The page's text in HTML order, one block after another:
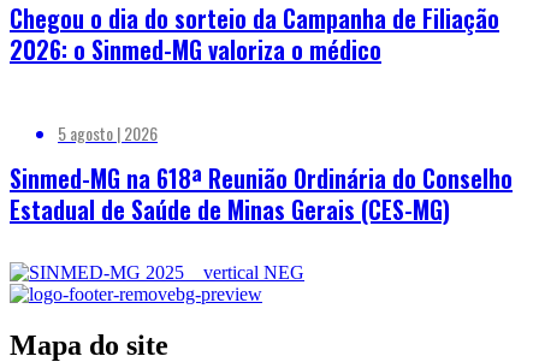
Chegou o dia do sorteio da Campanha de Filiação
2026: o Sinmed-MG valoriza o médico
5 agosto | 2026
Sinmed-MG na 618ª Reunião Ordinária do Conselho
Estadual de Saúde de Minas Gerais (CES-MG)
Mapa do site